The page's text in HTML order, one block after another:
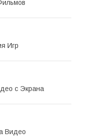
Игр
с Экрана
Видео